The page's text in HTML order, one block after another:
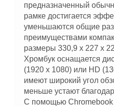
предназначенный
рамке достигается
уменьшаются общие
преимуществами
размеры 330,9 x 227 x
Хромбук оснащается
(1920 x 1080) или HD
имеют широкий угол
меньше устают
С помощью Chromebook